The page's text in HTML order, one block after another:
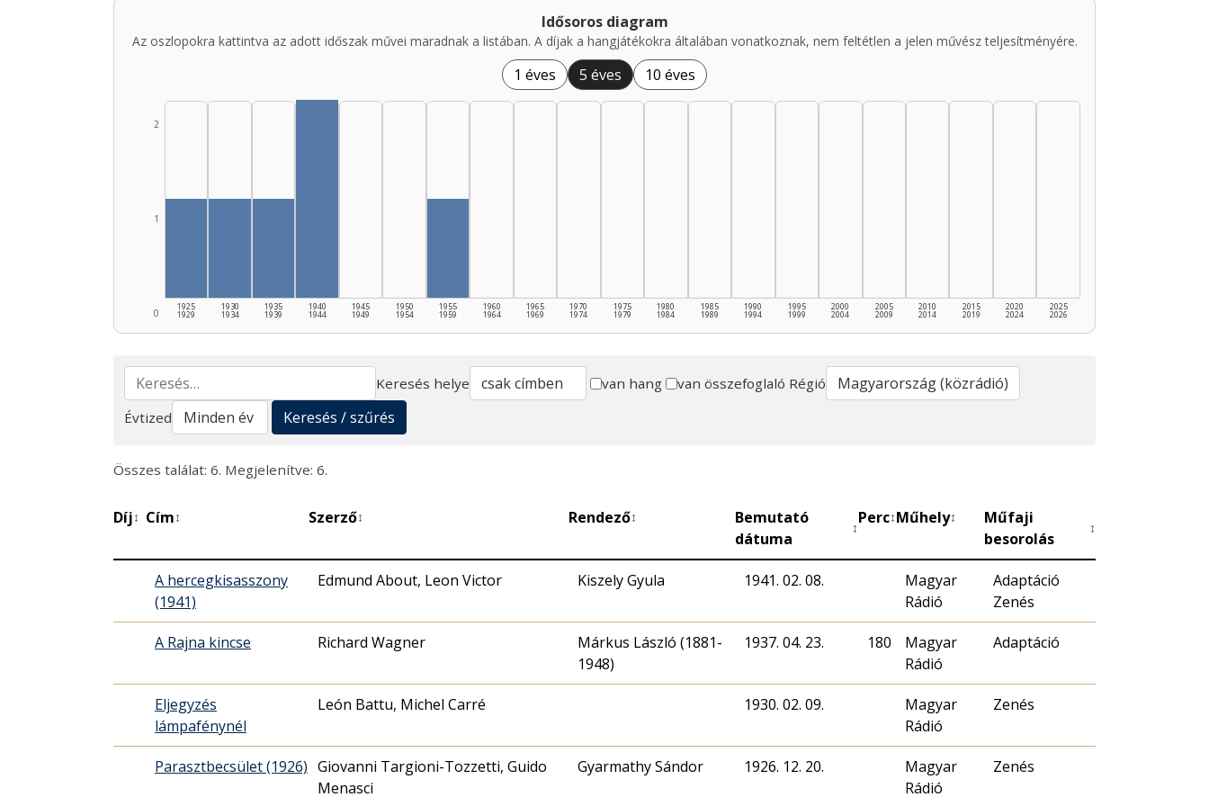
Idősoros diagram
Az oszlopokra kattintva az adott időszak művei maradnak a listában. A díjak a hangjátékokra általában vonatkoznak, nem feltétlen a jelen művész teljesítményére.
1 éves 5 éves 10 éves
0
1
2
1925
1929
1930
1934
1935
1939
1940
1944
1945
1949
1950
1954
1955
1959
1960
1964
1965
1969
1970
1974
1975
1979
1980
1984
1985
1989
1990
1994
1995
1999
2000
2004
2005
2009
2010
2014
2015
2019
2020
2024
2025
2026
Keresés
Keresés helye van hang van összefoglaló Régió
Évtized
Keresés / szűrés
Összes találat: 6. Megjelenítve: 6.
Díj↕ Cím↕ Szerző↕ Rendező↕
Bemutató
dátuma
↕
Perc↕Műhely↕
Műfaji
besorolás
↕
A hercegkisasszony
(1941)
Edmund About, Leon Victor Kiszely Gyula 1941. 02. 08.
Magyar
Rádió
Adaptáció
Zenés
A Rajna kincse Richard Wagner
Márkus László (1881-
1948)
1937. 04. 23. 180
Magyar
Rádió
Adaptáció
Eljegyzés
lámpafénynél
León Battu, Michel Carré 1930. 02. 09.
Magyar
Rádió
Zenés
Parasztbecsület (1926) Giovanni Targioni-Tozzetti, Guido
Menasci
Gyarmathy Sándor 1926. 12. 20.
Magyar
Rádió
Zenés